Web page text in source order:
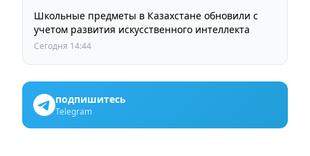
Школьные предметы в Казахстане обновили с
учетом развития искусственного интеллекта
Сегодня 14:44
подпишитесь
Telegram